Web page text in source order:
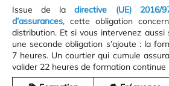
Issue de ladirective (UE)
d’assurances, cette obligation
distribution. Et si vous intervenez aussi
une seconde obligation s’ajoute : la
7 heures. Un courtier qui cumule
valider 22 heures de formation continue